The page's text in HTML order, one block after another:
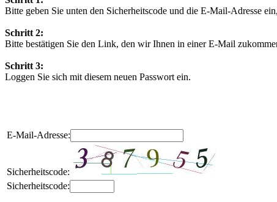
Bitte geben Sie unten den Sicherheitscode und die E-Mail-Adresse
Schritt 2:
Bitte bestätigen Sie den Link, den wir Ihnen in einer E-Mail
Schritt 3:
Loggen Sie sich mit diesem neuen Passwort ein.
E-Mail-Adresse:
Sicherheitscode:
Sicherheitscode: